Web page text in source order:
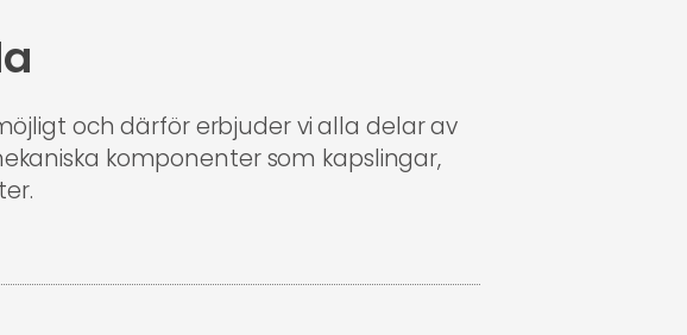
och därför erbjuder vi alla delar av
komponenter som kapslingar,